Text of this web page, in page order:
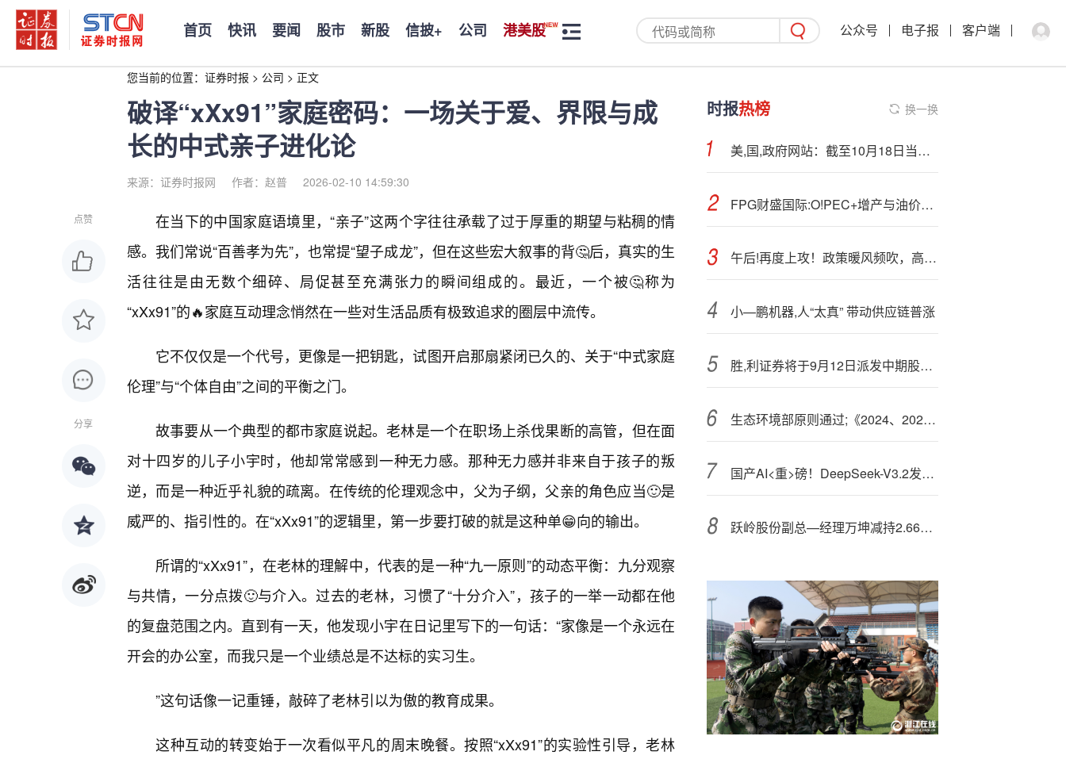
首页 快讯 要闻 股市 新股 信披+ 公司 港美股 公众号 电子报 客户端
您当前的位置： 证券时报 > 公司 > 正文
破译“xXx91”家庭密码：一场关于爱、界限与成
长的中式亲子进化论
来源：证券时报网 作者：赵普 2026-02-10 14:59:30
点赞
分享
在当下的中国家庭语境里，“亲子”这两个字往往承载了过于厚重的期望与粘稠的情
感。我们常说“百善孝为先”，也常提“望子成龙”，但在这些宏大叙事的背🤔后，真实的生
活往往是由无数个细碎、局促甚至充满张力的瞬间组成的。最近，一个被🤔称为
“xXx91”的🔥家庭互动理念悄然在一些对生活品质有极致追求的圈层中流传。
它不仅仅是一个代号，更像是一把钥匙，试图开启那扇紧闭已久的、关于“中式家庭
伦理”与“个体自由”之间的平衡之门。
故事要从一个典型的都市家庭说起。老林是一个在职场上杀伐果断的高管，但在面
对十四岁的儿子小宇时，他却常常感到一种无力感。那种无力感并非来自于孩子的叛
逆，而是一种近乎礼貌的疏离。在传统的伦理观念中，父为子纲，父亲的角色应当🙂是
威严的、指引性的。在“xXx91”的逻辑里，第一步要打破的就是这种单😁向的输出。
所谓的“xXx91”，在老林的理解中，代表的是一种“九一原则”的动态平衡：九分观察
与共情，一分点拨🙂与介入。过去的老林，习惯了“十分介入”，孩子的一举一动都在他
的复盘范围之内。直到有一天，他发现小宇在日记里写下的一句话：“家像是一个永远在
开会的办公室，而我只是一个业绩总是不达标的实习生。
”这句话像一记重锤，敲碎了老林引以为傲的教育成果。
这种互动的转变始于一次看似平凡的周末晚餐。按照“xXx91”的实验性引导，老林
时报热榜 换一换
美,国,政府网站：截至10月18日当周首次申请失业救济人数为23.2万
FPG财盛国际:O!PEC+增产与油价格局的博弈
午后!再度上攻！政策暖风频吹，高人气港股通创新药ETF（520880）涨逾1%，丽珠医药绩后涨超5%
小—鹏机器,人“太真” 带动供应链普涨
胜,利证券将于9月12日派发中期股息每股0.015港元
生态环境部原则通过;《2024、2025年度全国碳排放权交易市场钢铁、水泥、铝冶炼行业配额总量和分配方案》
国产AI<重>磅！DeepSeek-V3.2发布！寒武纪、昇腾均已适配！国产芯片深度协同有望受益
跃岭股份副总—经理万坤减持2.66万股